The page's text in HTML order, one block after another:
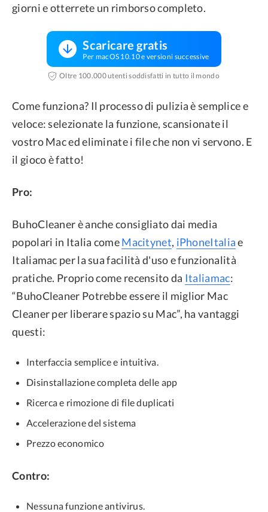
giorni e otterrete un rimborso completo.
Scaricare gratis
Per macOS 10.10 e versioni successive
Oltre 100.000 utenti soddisfatti in tutto il mondo
Come funziona? Il processo di pulizia è semplice e
veloce: selezionate la funzione, scansionate il
vostro Mac ed eliminate i file che non vi servono. E
il gioco è fatto!
Pro:
BuhoCleaner è anche consigliato dai media
popolari in Italia comeMacitynet, iPhoneItaliae
Italiamac per la sua facilità d'uso e funzionalità
pratiche. Proprio come recensito da Italiamac:
“BuhoCleaner Potrebbe essere il miglior Mac
Cleaner per liberare spazio su Mac”, ha vantaggi
questi:
Interfaccia semplice e intuitiva.
Disinstallazione completa delle app
Ricerca e rimozione di file duplicati
Accelerazione del sistema
Prezzo economico
Contro:
Nessuna funzione antivirus.